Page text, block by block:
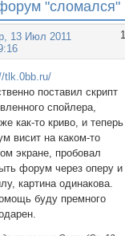
"сломался"
1
13 Июл 2011
tlk.0bb.ru/
поставил скрипт
спойлера,
как-то криво, и теперь
висит на каком-то
экране, пробовал
форум через оперу и
картина одинакова.
буду премного